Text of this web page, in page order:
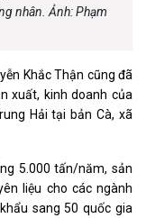
nhân. Ảnh: Phạm
Khắc Thận cũng đã
xuất, kinh doanh của
Hải tại bản Cà, xã
5.000 tấn/năm, sản
liệu cho các ngành
sang 50 quốc gia